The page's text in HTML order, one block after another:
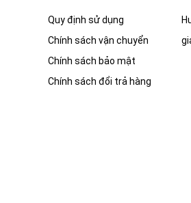
Quy định sử dụng
Chính sách vận chuyển
Chính sách bảo mật
Chính sách đổi trả hàng